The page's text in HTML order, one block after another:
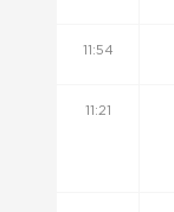
11:54
11:21